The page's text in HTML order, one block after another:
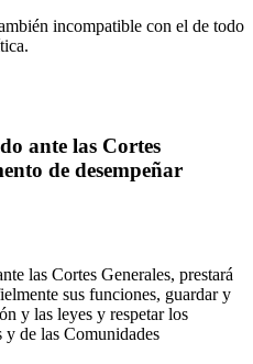
incompatible con el de todo
ante las Cortes
de desempeñar
las Cortes Generales, prestará
sus funciones, guardar y
y las leyes y respetar los
y de las Comunidades